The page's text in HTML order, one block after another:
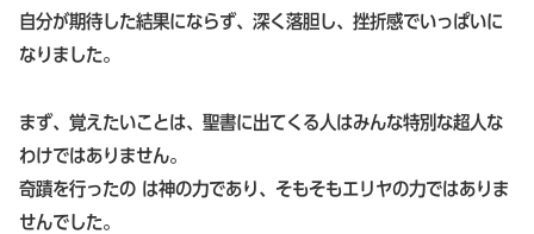
自分が期待した結果にならず、深く落胆し、挫折感でいっぱいに
なりました。
まず、覚えたいことは、聖書に出てくる人はみんな特別な超人な
わけではありません。
奇蹟を行ったの は神の力であり、そもそもエリヤの力ではありま
せんでした。